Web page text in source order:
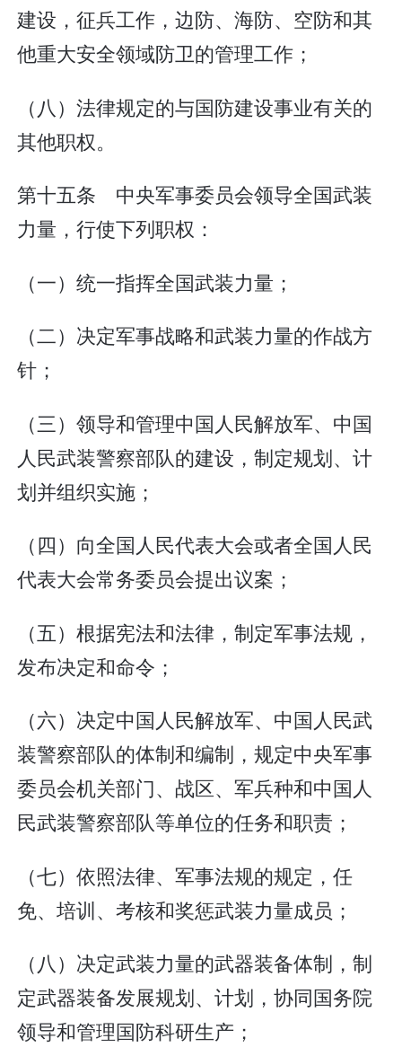
建设，征兵工作，边防、海防、空防和其
他重大安全领域防卫的管理工作；
（八）法律规定的与国防建设事业有关的
其他职权。
第十五条 中央军事委员会领导全国武装
力量，行使下列职权：
（一）统一指挥全国武装力量；
（二）决定军事战略和武装力量的作战方
针；
（三）领导和管理中国人民解放军、中国
人民武装警察部队的建设，制定规划、计
划并组织实施；
（四）向全国人民代表大会或者全国人民
代表大会常务委员会提出议案；
（五）根据宪法和法律，制定军事法规，
发布决定和命令；
（六）决定中国人民解放军、中国人民武
装警察部队的体制和编制，规定中央军事
委员会机关部门、战区、军兵种和中国人
民武装警察部队等单位的任务和职责；
（七）依照法律、军事法规的规定，任
免、培训、考核和奖惩武装力量成员；
（八）决定武装力量的武器装备体制，制
定武器装备发展规划、计划，协同国务院
领导和管理国防科研生产；